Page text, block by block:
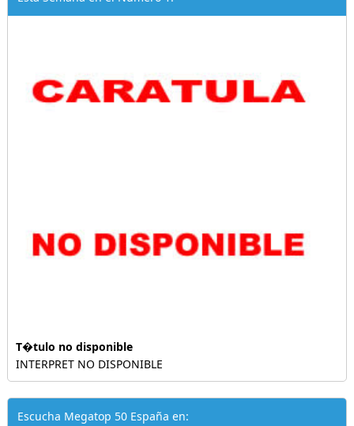
T�tulo no disponible
INTERPRET NO DISPONIBLE
Escucha Megatop 50 España en: